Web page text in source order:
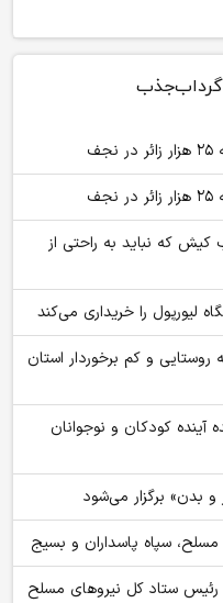
گرداب‌جذب
که نباید به راحتی از
لیورپول را خریداری می‌کند
سیار کانون مهمان ۴۰ منطقه روستایی و کم برخوردار استان
آینده کودکان و نوجوانان
بدن» برگزار می‌شود
ستاد کل نیروهای مسلح